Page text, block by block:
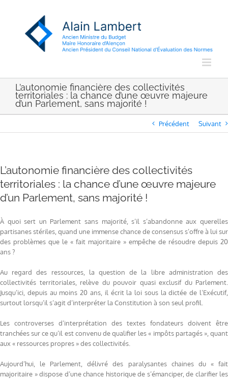
L’autonomie financière des collectivités
territoriales : la chance d’une œuvre majeure
d’un Parlement, sans majorité !
Précédent Suivant
L’autonomie financière des collectivités
territoriales : la chance d’une œuvre majeure
d’un Parlement, sans majorité !
À quoi sert un Parlement sans majorité, s’il s’abandonne aux querelles
partisanes stériles, quand une immense chance de consensus s’offre à lui sur
des problèmes que le « fait majoritaire » empêche de résoudre depuis 20
ans ?
Au regard des ressources, la question de la libre administration des
collectivités territoriales, relève du pouvoir quasi exclusif du Parlement.
Jusqu’ici, depuis au moins 20 ans, il écrit la loi sous la dictée de l’Exécutif,
surtout lorsqu’il s’agit d’interpréter la Constitution à son seul profil.
Les controverses d’interprétation des textes fondateurs doivent être
tranchées sur ce qu’il est convenu de qualifier les « impôts partagés », quant
aux « ressources propres » des collectivités.
Aujourd’hui, le Parlement, délivré des paralysantes chaines du « fait
majoritaire » dispose d’une chance historique de s’émanciper, de clarifier les